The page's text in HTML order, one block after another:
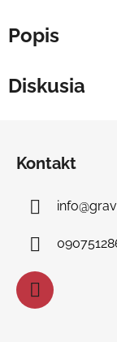
Popis
Diskusia
Kontakt
info@